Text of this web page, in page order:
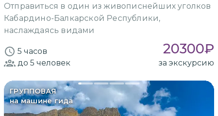
Отправиться в один из живописнейших уголков
Кабардино-Балкарской Республики,
наслаждаясь видами
5 часов 20300₽
до 5 человек за экскурсию
ГРУППОВАЯ
на машине гида